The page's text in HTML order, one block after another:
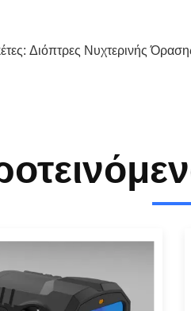
Διόπτρες Νυχτερινής